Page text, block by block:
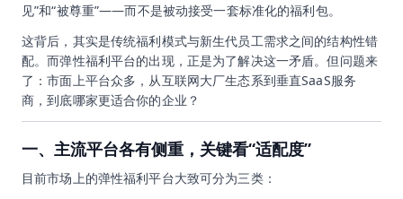
见”和“被尊重”——而不是被动接受一套标准化的福利包。
这背后，其实是传统福利模式与新生代员工需求之间的结构性错
配。而弹性福利平台的出现，正是为了解决这一矛盾。但问题来
了：市面上平台众多，从互联网大厂生态系到垂直SaaS服务
商，到底哪家更适合你的企业？
一、主流平台各有侧重，关键看“适配度”
目前市场上的弹性福利平台大致可分为三类：